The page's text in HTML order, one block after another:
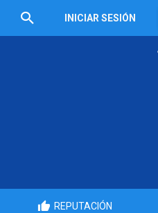
INICIAR SESIÓN
REPUTACIÓN